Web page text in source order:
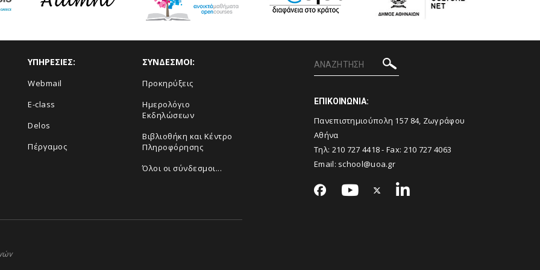
ΥΠΗΡΕΣΙΕΣ:
Webmail
E-class
Delos
Πέργαμος
ΣΥΝΔΕΣΜΟΙ:
Προκηρύξεις
Ημερολόγιο
Εκδηλώσεων
Βιβλιοθήκη και Κέντρο
Πληροφόρησης
Όλοι οι σύνδεσμοι...
ΕΠΙΚΟΙΝΩΝΙΑ:
Πανεπιστημιούπολη 157 84, Ζωγράφου
Αθήνα
Τηλ: 210 727 4418- Fax: 210 727 4063
Email: school@uoa.gr